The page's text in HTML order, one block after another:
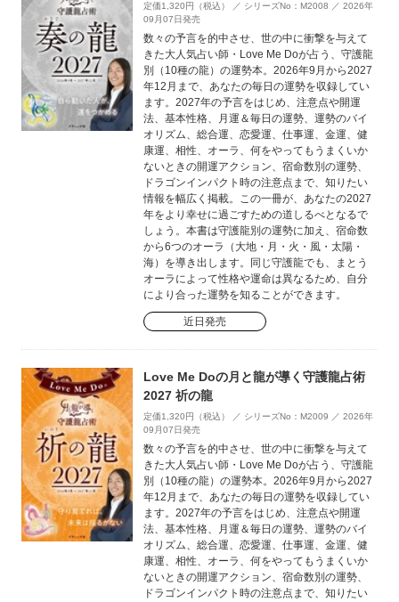
定価1,320円（税込） ／ シリーズNo：M2008 ／ 2026年
09月07日発売
数々の予言を的中させ、世の中に衝撃を与えて
きた大人気占い師・Love Me Doが占う、守護龍
別（10種の龍）の運勢本。2026年9月から2027
年12月まで、あなたの毎日の運勢を収録してい
ます。2027年の予言をはじめ、注意点や開運
法、基本性格、月運＆毎日の運勢、運勢のバイ
オリズム、総合運、恋愛運、仕事運、金運、健
康運、相性、オーラ、何をやってもうまくいか
ないときの開運アクション、宿命数別の運勢、
ドラゴンインパクト時の注意点まで、知りたい
情報を幅広く掲載。この一冊が、あなたの2027
年をより幸せに過ごすための道しるべとなるで
しょう。本書は守護龍別の運勢に加え、宿命数
から6つのオーラ（大地・月・火・風・太陽・
海）を導き出します。同じ守護龍でも、まとう
オーラによって性格や運命は異なるため、自分
により合った運勢を知ることができます。
近日発売
Love Me Doの月と龍が導く守護龍占術
2027 祈の龍
定価1,320円（税込） ／ シリーズNo：M2009 ／ 2026年
09月07日発売
数々の予言を的中させ、世の中に衝撃を与えて
きた大人気占い師・Love Me Doが占う、守護龍
別（10種の龍）の運勢本。2026年9月から2027
年12月まで、あなたの毎日の運勢を収録してい
ます。2027年の予言をはじめ、注意点や開運
法、基本性格、月運＆毎日の運勢、運勢のバイ
オリズム、総合運、恋愛運、仕事運、金運、健
康運、相性、オーラ、何をやってもうまくいか
ないときの開運アクション、宿命数別の運勢、
ドラゴンインパクト時の注意点まで、知りたい